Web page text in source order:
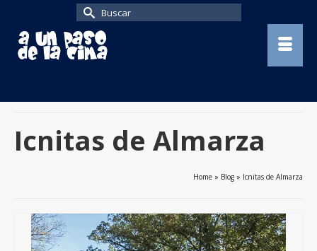
Buscar
por:
Icnitas de Almarza
Home » Blog » Icnitas de Almarza